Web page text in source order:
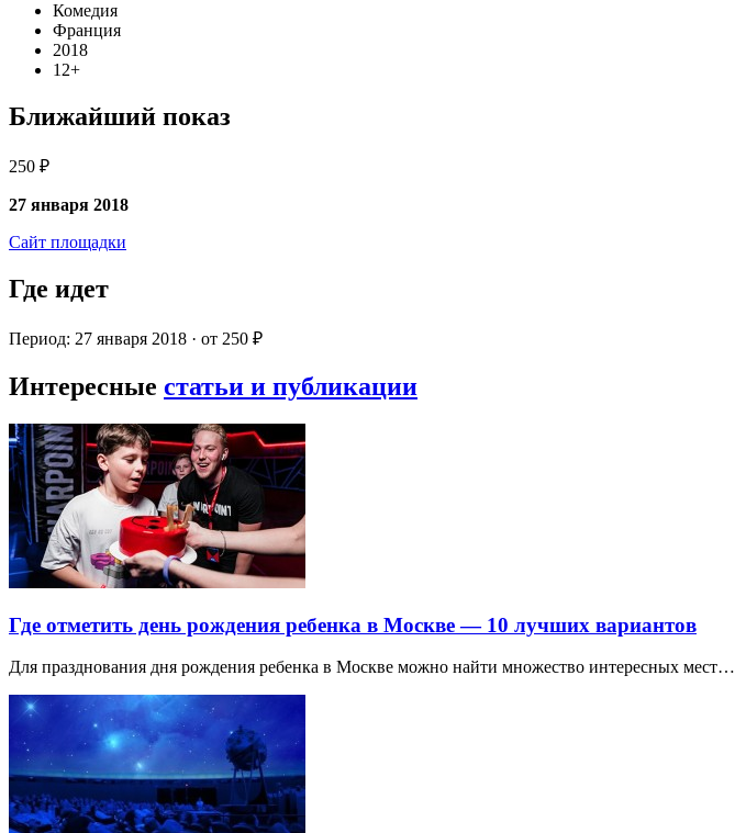
Комедия
Франция
2018
12+
Ближайший показ
250 ₽
27 января 2018
Сайт площадки
Где идет
Период: 27 января 2018 · от 250 ₽
Интересные статьи и публикации
Где отметить день рождения ребенка в Москве — 10 лучших вариантов
Для празднования дня рождения ребенка в Москве можно найти множество интересных мест…